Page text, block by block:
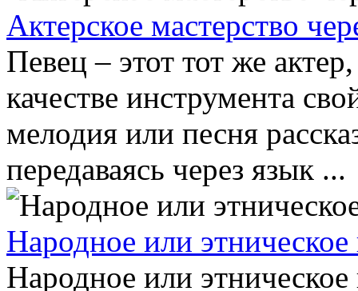
Актерское мастерство
Певец – этот тот же
качестве инструмента
мелодия или песня
передаваясь через язык ...
Народное или этническое
Народное или